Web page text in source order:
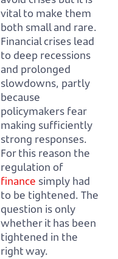
vital to make them
both small and rare.
Financial crises lead
to deep recessions
and prolonged
slowdowns, partly
because
policymakers fear
making sufficiently
strong responses.
For this reason the
regulation of
finance simply had
to be tightened. The
question is only
whether it has been
tightened in the
right way.